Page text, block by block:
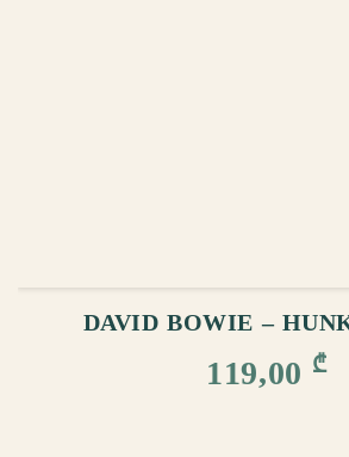
DAVID BOWIE –
119,00 ₾